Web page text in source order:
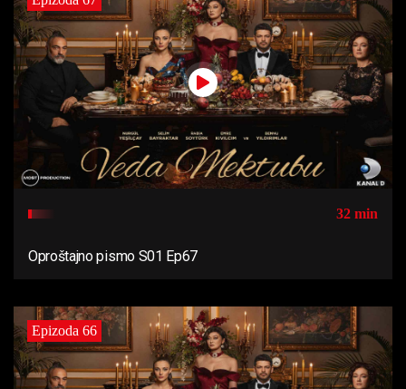
32 min
Oproštajno pismo S01 Ep67
Epizoda 66